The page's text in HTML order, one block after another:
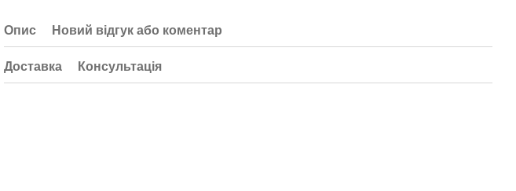
Опис Новий відгук або коментар
Доставка Консультація